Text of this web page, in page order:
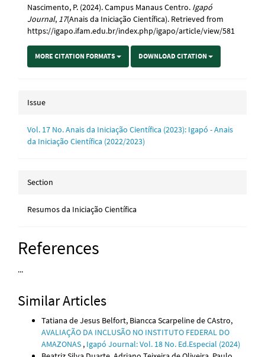
Nascimento, P. (2024). Campus Manaus Centro. Igapó
Journal, 17(Anais da Iniciação Científica). Retrieved from
https://igapo.ifam.edu.br/index.php/igapo/article/view/581
MORE CITATION FORMATS DOWNLOAD CITATION
Issue
Vol. 17 No. Anais da Iniciação Científica (2023): Igapó - Anais
da Iniciação Científica (2022/2023)
Section
Resumos da Iniciação Científica
References
...
Similar Articles
Tatiana de Jesus Belfort, Biancca Scarpeline de CAstro,
AVALIAÇÃO DA INCLUSÃO NO INSTITUTO FEDERAL DO
AMAZONAS , Igapó Journal: Vol. 18 No. Ed.Especial (2024)